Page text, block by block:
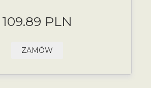
109.89 PLN
ZAMÓW